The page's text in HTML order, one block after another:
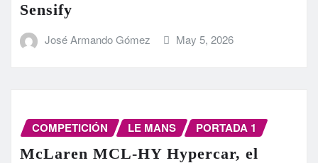
Sensify
José Armando Gómez May 5, 2026
COMPETICIÓN LE MANS PORTADA 1
McLaren MCL-HY Hypercar, el